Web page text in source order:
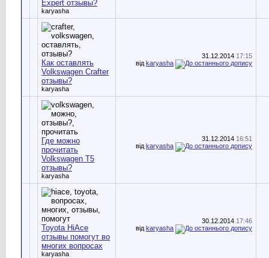
Expert отзывы?
karyasha
Как оставлять
Volkswagen Crafter
отзывы?
karyasha
31.12.2014 17:15
від karyasha
Где можно
прочитать
Volkswagen T5
отзывы?
karyasha
31.12.2014 16:51
від karyasha
Toyota HiAce
отзывы помогут во
многих вопросах
karyasha
30.12.2014 17:46
від karyasha